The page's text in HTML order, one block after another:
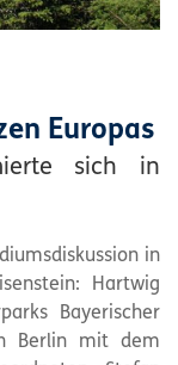
Europas
sich in
in
Hartwig
Bayerischer
Berlin mit dem